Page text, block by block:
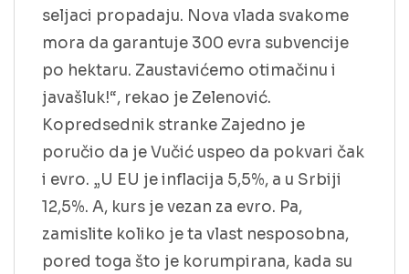
seljaci propadaju. Nova vlada svakome
mora da garantuje 300 evra subvencije
po hektaru. Zaustavićemo otimačinu i
javašluk!“, rekao je Zelenović.
Kopredsednik stranke Zajedno je
poručio da je Vučić uspeo da pokvari čak
i evro. „U EU je inflacija 5,5%, a u Srbiji
12,5%. A, kurs je vezan za evro. Pa,
zamislite koliko je ta vlast nesposobna,
pored toga što je korumpirana, kada su